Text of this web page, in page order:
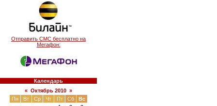
Отправить СМС бесплатно на
Мегафон:
Календарь
« Октябрь 2010 »
Пн
Вт Ср Чт Пт Сб
Вс